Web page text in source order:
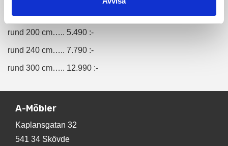
rund 160 cm….. 3.490 :-
rund 200 cm….. 5.490 :-
rund 240 cm….. 7.790 :-
rund 300 cm….. 12.990 :-
A-Möbler
Kaplansgatan 32
541 34 Skövde